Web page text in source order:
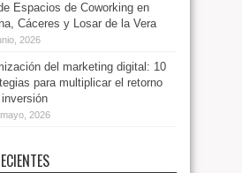
Espacios de Coworking en
Cáceres y Losar de la Vera
2026
del marketing digital: 10
para multiplicar el retorno
2026